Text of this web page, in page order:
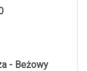
- Beżowy